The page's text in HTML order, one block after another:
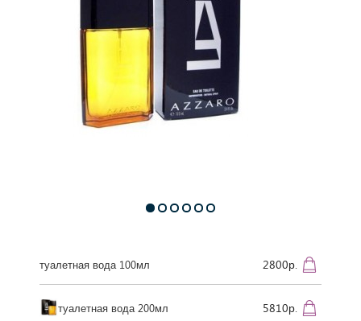
туалетная вода 100мл 2800р.
туалетная вода 200мл 5810р.